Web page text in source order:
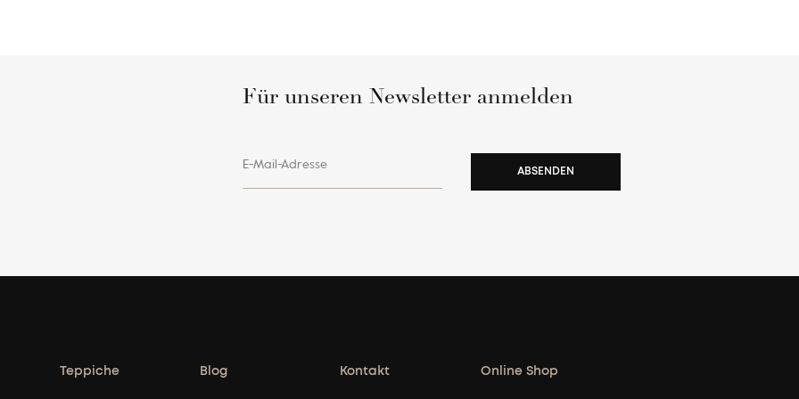
Für unseren Newsletter anmelden
E-Mail-Adresse ABSENDEN
Teppiche Blog Kontakt Online Shop